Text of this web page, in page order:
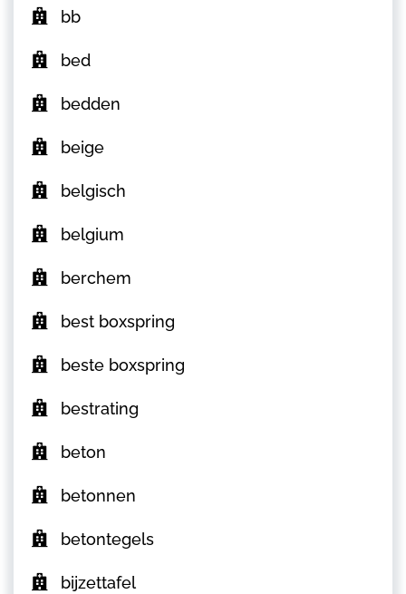
bb
bed
bedden
beige
belgisch
belgium
berchem
best boxspring
beste boxspring
bestrating
beton
betonnen
betontegels
bijzettafel